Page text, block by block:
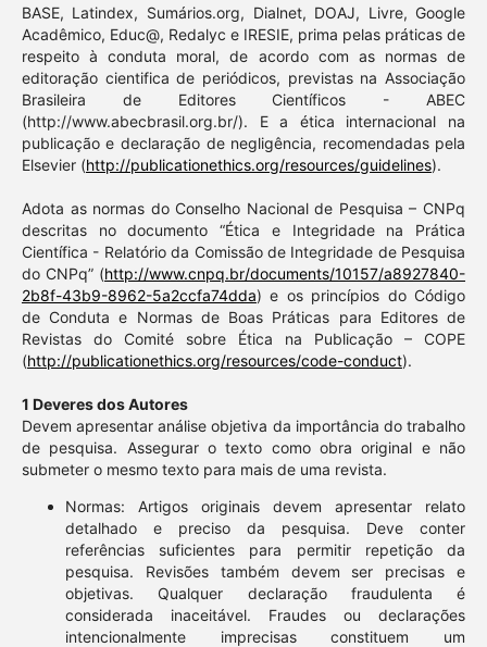
BASE, Latindex, Sumários.org, Dialnet, DOAJ, Livre, Google
Acadêmico, Educ@, Redalyc e IRESIE, prima pelas práticas de
respeito à conduta moral, de acordo com as normas de
editoração cientifica de periódicos, previstas na Associação
Brasileira de Editores Científicos - ABEC
(http://www.abecbrasil.org.br/). E a ética internacional na
publicação e declaração de negligência, recomendadas pela
Elsevier (http://publicationethics.org/resources/guidelines).
Adota as normas do Conselho Nacional de Pesquisa – CNPq
descritas no documento “Ética e Integridade na Prática
Científica - Relatório da Comissão de Integridade de Pesquisa
do CNPq” (http://www.cnpq.br/documents/10157/a8927840-
2b8f-43b9-8962-5a2ccfa74dda) e os princípios do Código
de Conduta e Normas de Boas Práticas para Editores de
Revistas do Comité sobre Ética na Publicação – COPE
(http://publicationethics.org/resources/code-conduct).
1 Deveres dos Autores
Devem apresentar análise objetiva da importância do trabalho
de pesquisa. Assegurar o texto como obra original e não
submeter o mesmo texto para mais de uma revista.
Normas: Artigos originais devem apresentar relato
detalhado e preciso da pesquisa. Deve conter
referências suficientes para permitir repetição da
pesquisa. Revisões também devem ser precisas e
objetivas. Qualquer declaração fraudulenta é
considerada inaceitável. Fraudes ou declarações
intencionalmente imprecisas constituem um